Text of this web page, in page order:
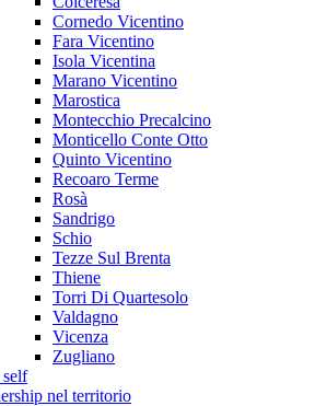
Cornedo Vicentino
Fara Vicentino
Isola Vicentina
Marano Vicentino
Marostica
Montecchio Precalcino
Monticello Conte Otto
Quinto Vicentino
Recoaro Terme
Rosà
Sandrigo
Schio
Tezze Sul Brenta
Thiene
Torri Di Quartesolo
Valdagno
Vicenza
Zugliano
nel territorio